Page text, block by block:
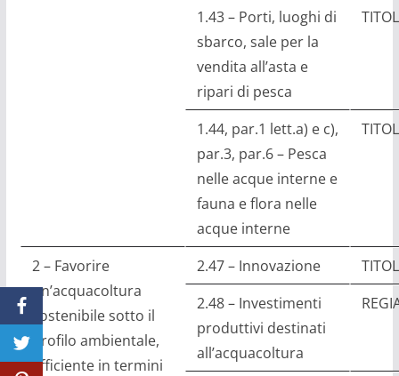
1.43 – Porti, luoghi di
sbarco, sale per la
vendita all’asta e
ripari di pesca
1.44, par.1 lett.a) e c),
par.3, par.6 – Pesca
nelle acque interne e
fauna e flora nelle
acque interne
2 – Favorire
un’acquacoltura
sostenibile sotto il
profilo ambientale,
efficiente in termini
2.47 – Innovazione
2.48 – Investimenti
produttivi destinati
all’acquacoltura